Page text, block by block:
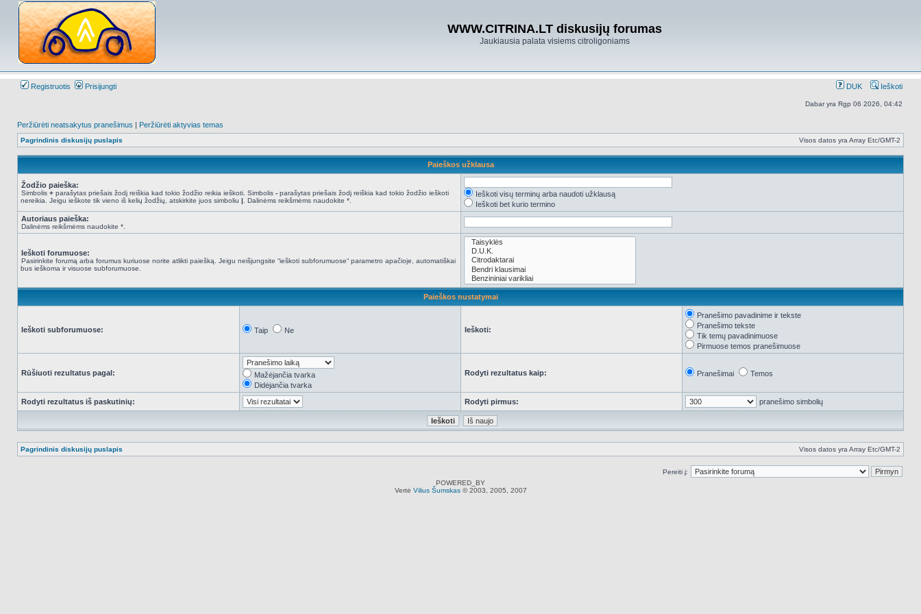
WWW.CITRINA.LT diskusijų forumas
Jaukiausia palata visiems citroligoniams
Registruotis Prisijungti DUK Ieškoti
Dabar yra Rgp 06 2026, 04:42
Peržiūrėti neatsakytus pranešimus | Peržiūrėti aktyvias temas
Pagrindinis diskusijų puslapis Visos datos yra Array Etc/GMT-2
Paieškos užklausa
Žodžio paieška:
Simbolis + parašytas priešais žodį reiškia kad tokio žodžio reikia ieškoti. Simbolis - parašytas priešais žodį reiškia kad tokio žodžio ieškoti
nereikia. Jeigu ieškote tik vieno iš kelių žodžių, atskirkite juos simboliu | . Dalinėms reikšmėms naudokite *.
Ieškoti visų terminų arba naudoti užklausą
Ieškoti bet kurio termino
Autoriaus paieška:
Dalinėms reikšmėms naudokite *.
Ieškoti forumuose:
Pasirinkite forumą arba forumus kuriuose norite atlikti paiešką. Jeigu neišjungsite “ieškoti subforumuose“ parametro apačioje, automatiškai
bus ieškoma ir visuose subforumuose.
Paieškos nustatymai
Ieškoti subforumuose: Taip Ne Ieškoti:
Pranešimo pavadinime ir tekste
Pranešimo tekste
Tik temų pavadinimuose
Pirmuose temos pranešimuose
Rūšiuoti rezultatus pagal:
Mažėjančia tvarka
Didėjančia tvarka
Rodyti rezultatus kaip: Pranešimai Temos
Rodyti rezultatus iš paskutinių: Rodyti pirmus: pranešimo simbolių
Pagrindinis diskusijų puslapis Visos datos yra Array Etc/GMT-2
Pereiti į:
POWERED_BY
Vertė Vilius Šumskas© 2003, 2005, 2007